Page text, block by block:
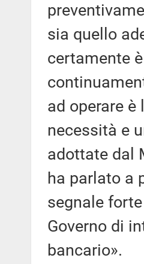
sia quello
certamente
ad operare
necessità e
adottate dal
ha parlato a
segnale
Governo di
bancario».